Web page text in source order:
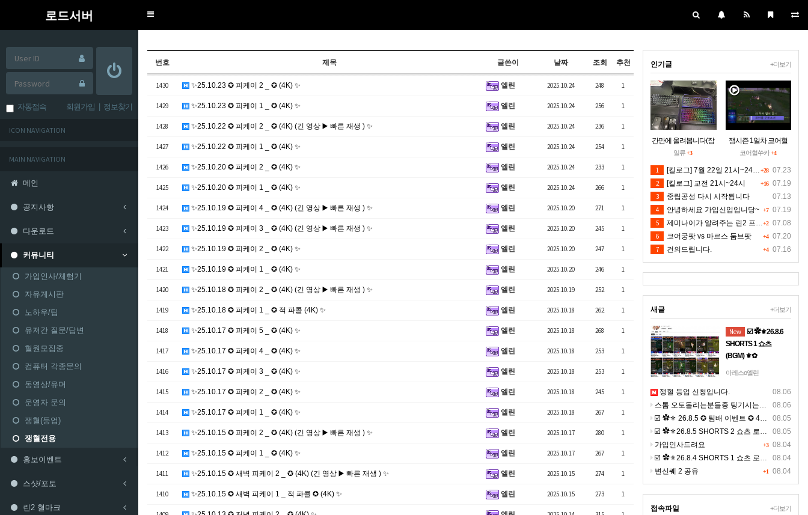
로드서버
Toggle
자동접속 회원가입 정보찾기
ICON NAVIGATION
MAIN NAVIGATION
메인
공지사항
다운로드
커뮤니티
가입인사/체험기
자유게시판
노하우/팁
유저간 질문/답변
혈원모집중
컴퓨터 각종문의
동영상/유머
운영자 문의
쟁혈(등업)
쟁혈전용
홍보이벤트
스샷/포토
린2 혈마크
번호 제목 글쓴이 날짜 조회 추천
1430 ✨25.10.23 ✪ 피케이 2 _ ✪ (4K) ✨ 엘린 2025.10.24 248 1
1429 ✨25.10.23 ✪ 피케이 1 _ ✪ (4K) ✨ 엘린 2025.10.24 256 1
1428 ✨25.10.22 ✪ 피케이 2 _ ✪ (4K) (긴 영상 ▶️ 빠른 재생 ) ✨ 엘린 2025.10.24 236 1
1427 ✨25.10.22 ✪ 피케이 1 _ ✪ (4K) ✨ 엘린 2025.10.24 254 1
1426 ✨25.10.20 ✪ 피케이 2 _ ✪ (4K) ✨ 엘린 2025.10.24 233 1
1425 ✨25.10.20 ✪ 피케이 1 _ ✪ (4K) ✨ 엘린 2025.10.24 266 1
1424 ✨25.10.19 ✪ 피케이 4 _ ✪ (4K) (긴 영상 ▶️ 빠른 재생 ) ✨ 엘린 2025.10.20 271 1
1423 ✨25.10.19 ✪ 피케이 3 _ ✪ (4K) (긴 영상 ▶️ 빠른 재생 ) ✨ 엘린 2025.10.20 245 1
1422 ✨25.10.19 ✪ 피케이 2 _ ✪ (4K) ✨ 엘린 2025.10.20 247 1
1421 ✨25.10.19 ✪ 피케이 1 _ ✪ (4K) ✨ 엘린 2025.10.20 246 1
1420 ✨25.10.18 ✪ 피케이 2 _ ✪ (4K) (긴 영상 ▶️ 빠른 재생 ) ✨ 엘린 2025.10.19 252 1
1419 ✨25.10.18 ✪ 피케이 1 _ ✪ 적 파콜 (4K) ✨ 엘린 2025.10.18 262 1
1418 ✨25.10.17 ✪ 피케이 5 _ ✪ (4K) ✨ 엘린 2025.10.18 268 1
1417 ✨25.10.17 ✪ 피케이 4 _ ✪ (4K) ✨ 엘린 2025.10.18 253 1
1416 ✨25.10.17 ✪ 피케이 3 _ ✪ (4K) ✨ 엘린 2025.10.18 253 1
1415 ✨25.10.17 ✪ 피케이 2 _ ✪ (4K) ✨ 엘린 2025.10.18 245 1
1414 ✨25.10.17 ✪ 피케이 1 _ ✪ (4K) ✨ 엘린 2025.10.18 267 1
1413 ✨25.10.15 ✪ 피케이 2 _ ✪ (4K) (긴 영상 ▶️ 빠른 재생 ) ✨ 엘린 2025.10.17 280 1
1412 ✨25.10.15 ✪ 피케이 1 _ ✪ (4K) ✨ 엘린 2025.10.17 267 1
1411 ✨25.10.15 ✪ 새벽 피케이 2 _ ✪ (4K) (긴 영상 ▶️ 빠른 재생 ) ✨ 엘린 2025.10.15 274 1
1410 ✨25.10.15 ✪ 새벽 피케이 1 _ 적 파콜 ✪ (4K) ✨ 엘린 2025.10.15 273 1
+더보기
인기글
간만에 올려봅니다(잠
시 집에들러)
일류+3
쟁시즌 1일차 코어혈
을 구하소서
코어혈쑤카+4
+28 07.23
1 [킬로그] 7월 22일 21시~24시30분 [수정본]
+16 07.19
2
[킬로그] 교전 21시~24시
07.13
3 중립공성 다시 시작됨니다
+7 07.19
4 안녕하세요 가입신입입니당~
+2 07.08
5 제미나이가 알려주는 린2 프리서버 렉 클라팅김 대처법입니다 저도 신뢰는 안하지만 한번 해보시길 유저분들의 마음입니다 ^^
+4 07.20
6 코어궁팟 vs 마르스 둠브팟
+4 07.16
7 건의드립니다.
+더보기
새글
New
☑️ ✿⚜26.8.6
SHORTS 1 쇼츠
(BGM) ⚜✿
☞ 아래 링크 주소를 누
보실수 있으며, ☜
https://youtube.com/shorts/
클릭 9:16 비율의 4K 숏
츠 >> 폰으로 보시면 선
아레스o엘린
08.06
쟁혈 등업 신청입니다.
08.06
스톰 오토돌리는분들중 팅기시는분있나요 ?ㅠㅠ
08.05
☑️ ✿⚜ 26.8.5 ✪ 팀배 이벤트 ✪ 4K ⚜✿
08.05
☑️ ✿⚜26.8.5 SHORTS 2 쇼츠 로드 (BGM) ⚜✿ 고화질
+3 08.04
가입인사드려요
08.04
☑️ ✿⚜26.8.4 SHORTS 1 쇼츠 로드 (BGM) ⚜✿ 고화질
+1 08.04
변신퀘 2 공유
+더보기
접속파일